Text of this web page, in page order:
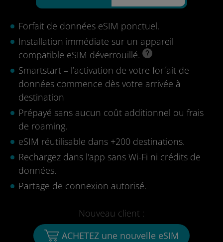
Forfait de données eSIM ponctuel.
Installation immédiate sur un appareil
compatible eSIM déverrouillé.
Smartstart – l’activation de votre forfait de
données commence dès votre arrivée à
destination
Prépayé sans aucun coût additionnel ou frais
de roaming.
eSIM réutilisable dans +200 destinations.
Rechargez dans l'app sans Wi-Fi ni crédits de
données.
Partage de connexion autorisé.
Nouveau client :
ACHETEZ une nouvelle eSIM